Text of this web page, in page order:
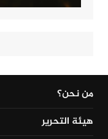
من نحن؟
هيئة التحرير